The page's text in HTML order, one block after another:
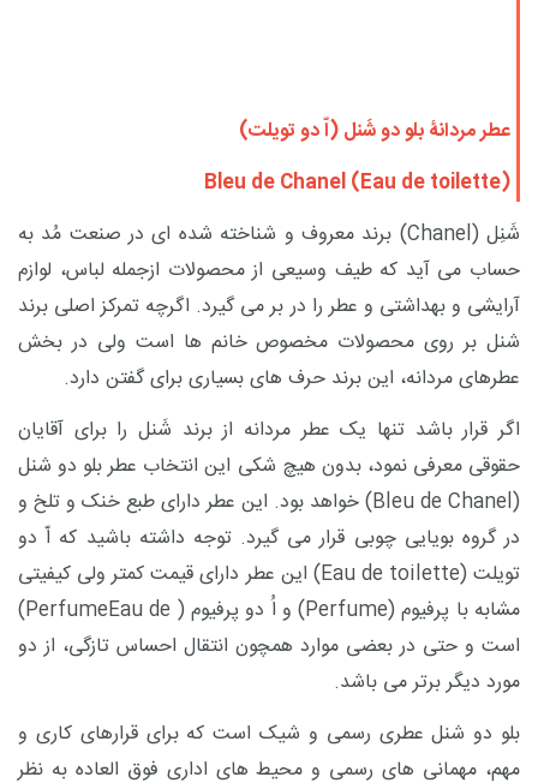
عطر مردانۀ بلو دو شَنل (اّ دو تویلت)
Bleu de Chanel (Eau de toilette)
شَنِلChanel)) برند معروف و شناخته شده ای در صنعت مُد به
حساب می آید که طیف وسیعی از محصولات ازجمله لباس، لوازم
آرایشی و بهداشتی و عطر را در بر می گیرد. اگرچه تمرکز اصلی برند
شنل بر روی محصولات مخصوص خانم ها است ولی در بخش
عطرهای مردانه، این برند حرف های بسیاری برای گفتن دارد.
اگر قرار باشد تنها یک عطر مردانه از برند شَنل را برای آقایان
حقوقی معرفی نمود، بدون هیچ شکی این انتخاب عطر بلو دو شنل
(
Bleu de Chanel
)خواهد بود. این عطر دارای طبع خنک و تلخ و
در گروه بویایی چوبی قرار می گیرد. توجه داشته باشید که اّ دو
تویلت (Eau de toilette) این عطر دارای قیمت کمتر ولی کیفیتی
مشابه با پرفیوم (Perfume) و اُ دو پرفیوم ( Eau de
Perfume
)
است و حتی در بعضی موارد همچون انتقال احساس تازگی، از دو
مورد دیگر برتر می باشد.
بلو دو شنل عطری رسمی و شیک است که برای قرارهای کاری و
مهم، مهمانی های رسمی و محیط های اداری فوق العاده به نظر